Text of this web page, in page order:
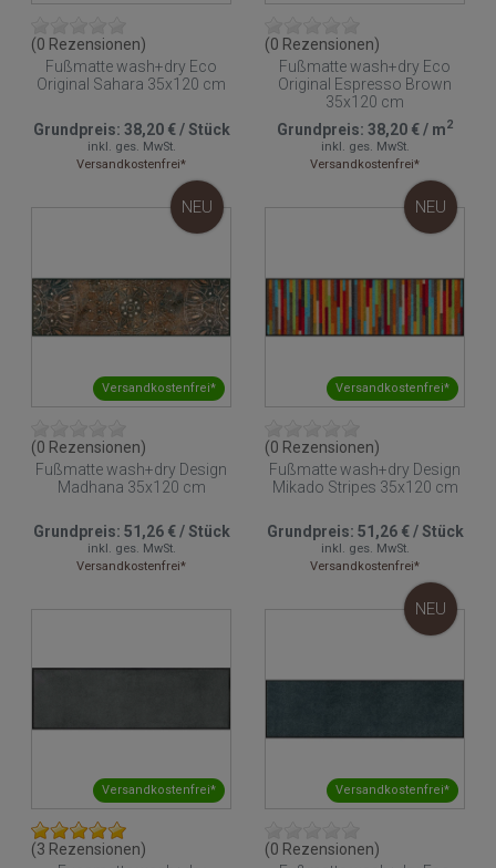
(0 Rezensionen)
Fußmatte wash+dry Eco
Original Sahara 35x120 cm
Grundpreis: 38,20 €/Stück
inkl. ges. MwSt.
Versandkostenfrei*
(0 Rezensionen)
Fußmatte wash+dry Eco
Original Espresso Brown
35x120 cm
Grundpreis: 38,20 €/ m2
inkl. ges. MwSt.
Versandkostenfrei*
Versandkostenfrei*
NEU
(0 Rezensionen)
Fußmatte wash+dry Design
Madhana 35x120 cm
Grundpreis: 51,26 €/Stück
inkl. ges. MwSt.
Versandkostenfrei*
Versandkostenfrei*
NEU
(0 Rezensionen)
Fußmatte wash+dry Design
Mikado Stripes 35x120 cm
Grundpreis: 51,26 €/Stück
inkl. ges. MwSt.
Versandkostenfrei*
Versandkostenfrei*
(3 Rezensionen)
Versandkostenfrei*
NEU
(0 Rezensionen)